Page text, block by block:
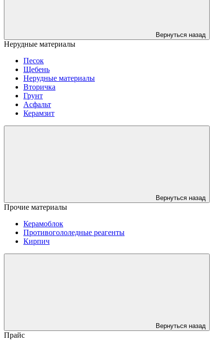
Вернуться назад
Нерудные материалы
Песок
Щебень
Нерудные материалы
Вторичка
Грунт
Асфальт
Керамзит
Вернуться назад
Прочие материалы
Керамоблок
Противогололедные реагенты
Кирпич
Вернуться назад
Прайс